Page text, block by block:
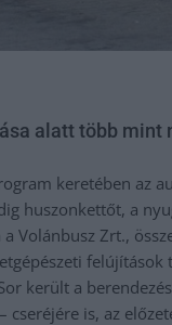
alatt több
keretében az
huszonkettőt, a
Volánbusz Zrt.,
került a
is, az